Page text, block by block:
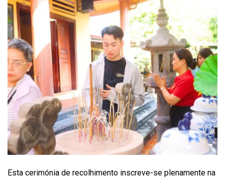
Esta cerimónia de recolhimento inscreve-se plenamente na